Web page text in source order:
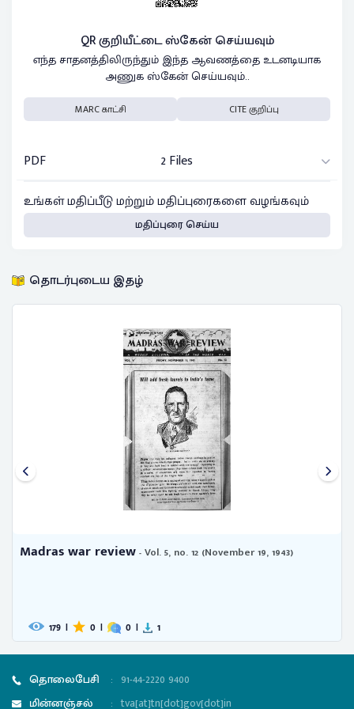
QR குறியீட்டை ஸ்கேன் செய்யவும்
எந்த சாதனத்திலிருந்தும் இந்த ஆவணத்தை உடனடியாக
அணுக ஸ்கேன் செய்யவும்..
MARC காட்சி CITE குறிப்பு
PDF
2 Files
உங்கள் மதிப்பீடு மற்றும் மதிப்புரைகளை வழங்கவும்
மதிப்புரை செய்ய
தொடர்புடைய இதழ்
Madras war review- Vol. 2, no. 21 (May 23, 1941)
199 | 0
தொலைபேசி : 91-44-2220 9400
மின்னஞ்சல்
: tva[at]tn[dot]gov[dot]in